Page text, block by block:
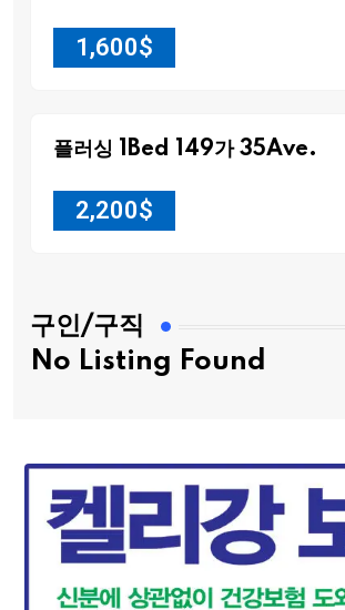
1,600$
플러싱 1Bed 149가 35Ave.
2,200$
구인/구직
No Listing Found